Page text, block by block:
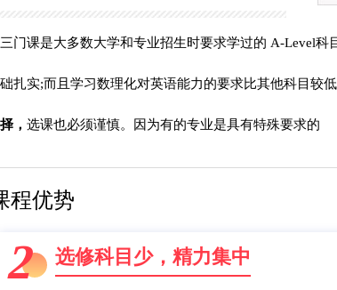
门课是大多数大学和专业招生时要求学过的 A-Level科
扎实;而且学习数理化对英语能力的要求比其他科目较低
， 选课也必须谨慎。因为有的专业是具有特殊要求的
程优势
2 选修科目少，精力集中